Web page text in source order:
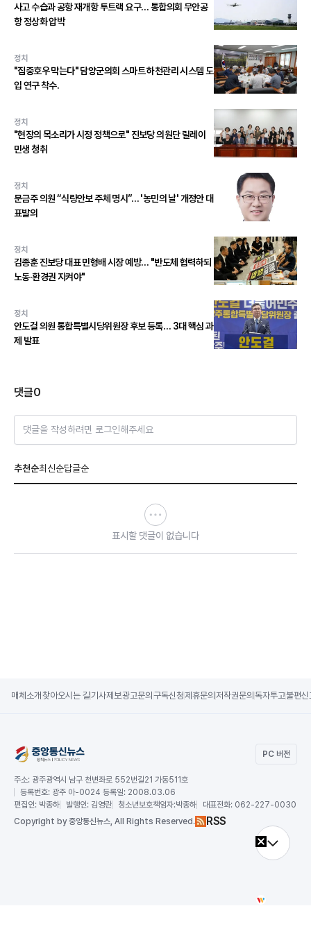
사고 수습과 공항 재개항 투트랙 요구… 통합의회 무안공
항 정상화 압박
정치
"집중호우 막는다" 담양군의회 스마트 하천관리 시스템 도
입 연구 착수.
정치
"현장의 목소리가 시정 정책으로" 진보당 의원단 릴레이
민생 청취
정치
문금주 의원 “식량안보 주체 명시”… '농민의 날' 개정안 대
표발의
정치
김종훈 진보당 대표 민형배 시장 예방… "반도체 협력하되
노동·환경권 지켜야"
정치
안도걸 의원 통합특별시당위원장 후보 등록… 3대 핵심 과
제 발표
댓글0
댓글을 작성하려면 로그인해주세요
추천순최신순답글순
표시할 댓글이 없습니다
매체소개 찾아오시는 길기사제보광고문의 구독신청제휴문의 저작권문의 독자투고불편신
PC 버전
주소: 광주광역시 남구 천변좌로 552번길21 가동511호
등록번호: 광주 아-0024 등록일: 2008.03.06
편집인: 박종하 발행인: 김영란 청소년보호책임자:박종하 대표전화: 062-227-0030
Copyright by 중앙통신뉴스, All Rights Reserved. RSS